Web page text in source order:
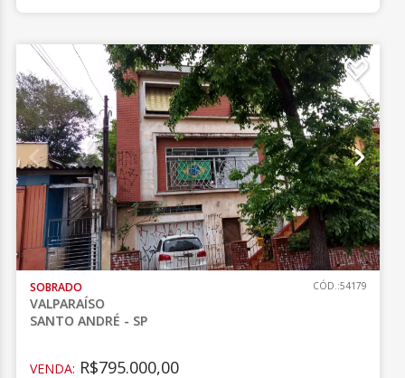
SOBRADO
VALPARAÍSO
SANTO ANDRÉ - SP
CÓD.:54179
VENDA: R$795.000,00